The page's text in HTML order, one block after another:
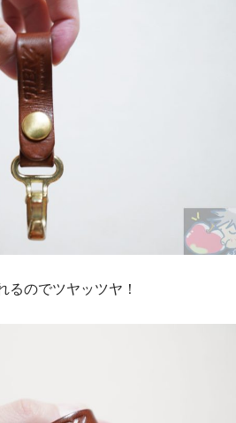
るのでツヤッツヤ！